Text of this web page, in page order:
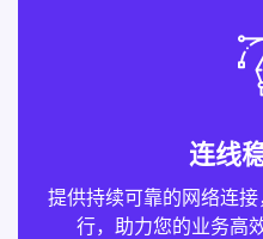
连线
提供持续可靠的网络连
行，助力您的业务高